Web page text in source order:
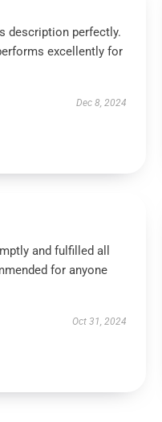
description perfectly.
excellently for
Dec 8, 2024
and fulfilled all
for anyone
Oct 31, 2024